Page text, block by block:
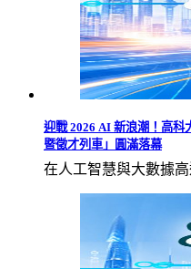
迎戰 2026 AI 新浪潮！高科
暨徵才列車」圓滿落幕
在人工智慧與大數據